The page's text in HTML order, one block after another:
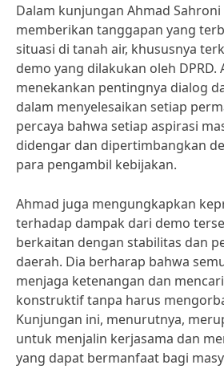
Dalam kunjungan Ahmad
memberikan tanggapan yang
situasi di tanah air, khususnya
demo yang dilakukan oleh DPRD.
menekankan pentingnya dialog
dalam menyelesaikan setiap
percaya bahwa setiap aspirasi
didengar dan dipertimbangkan
para pengambil kebijakan.
Ahmad juga mengungkapkan
terhadap dampak dari demo
berkaitan dengan stabilitas dan
daerah. Dia berharap bahwa
menjaga ketenangan dan
konstruktif tanpa harus
Kunjungan ini, menurutnya,
untuk menjalin kerjasama dan
yang dapat bermanfaat bagi